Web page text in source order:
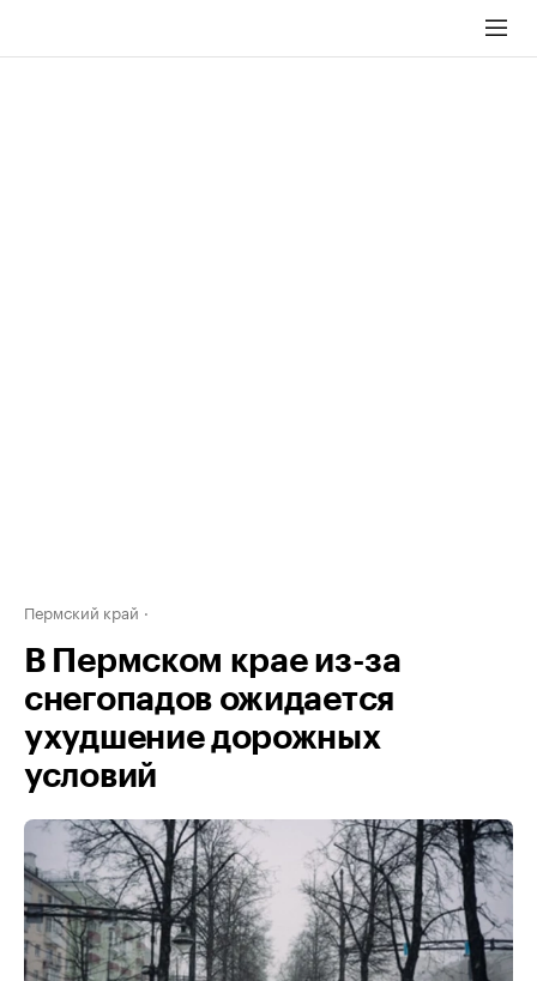
Пермский край
В Пермском крае из-за
снегопадов ожидается
ухудшение дорожных
условий